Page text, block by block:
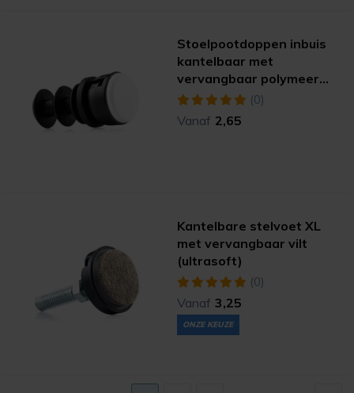
Stoelpootdoppen inbuis
kantelbaar met
vervangbaar polymeer
(extreme)
(1)
Vanaf 2,65
Kantelbare stelvoet XL
met vervangbaar vilt
(ultrasoft)
(0)
Vanaf 3,25
ONZE KEUZE